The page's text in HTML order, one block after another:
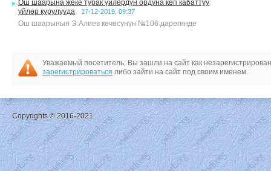
Ош шаарына жеке турак үйлөрдүн ордуна көп кабаттуу
үйлөр курулууда
17-12-2019, 09:37
Ош шаарынын Э.Алиев көчөсүнүн №106 дарегинде
Уважаемый посетитель, Вы зашли на сайт как
зарегистрироваться либо зайти на сайт под своим именем.
Copyrights © 2016-2021.